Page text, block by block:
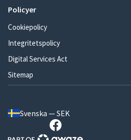
Policyer
Cookiepolicy
Integritetspolicy
Digital Services Act
Sitemap
Svenska — SEK